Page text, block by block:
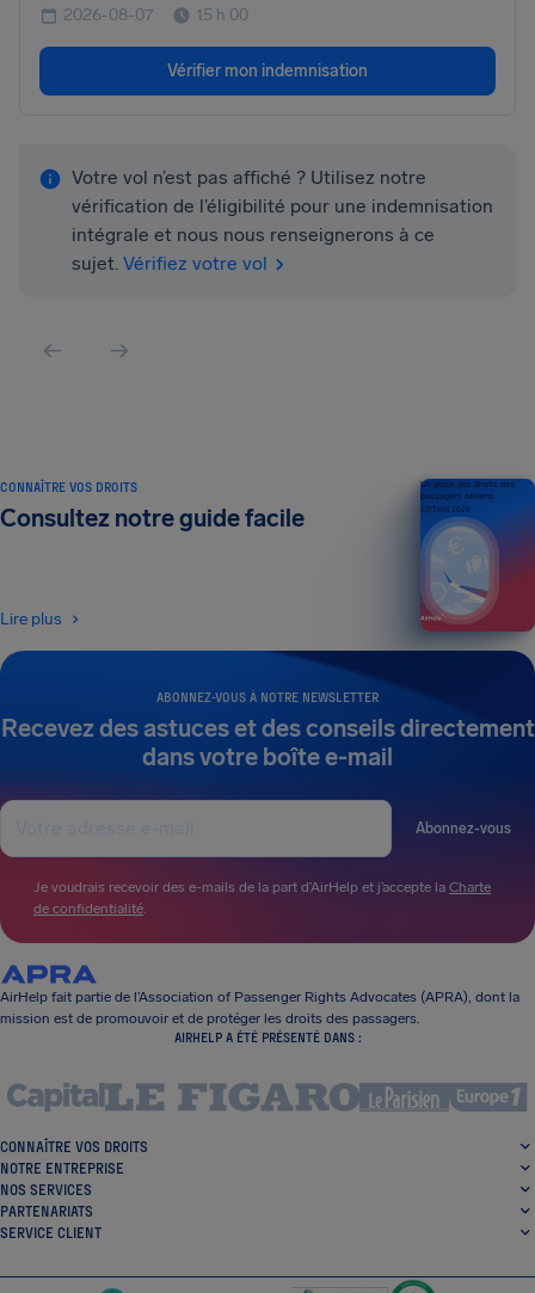
2026-08-07 15 h 00
Vérifier mon indemnisation
Votre vol n’est pas affiché ? Utilisez notre
vérification de l’éligibilité pour une indemnisation
intégrale et nous nous renseignerons à ce
sujet. Vérifiez votre vol
ABONNEZ-VOUS À NOTRE NEWSLETTER
Recevez des astuces et des conseils directement
dans votre boîte e-mail
Abonnez-vous
Je voudrais recevoir des e-mails de la part d’AirHelp et j’accepte la Charte
de confidentialité.
CONNAÎTRE VOS DROITS
Consultez notre guide facile
Lire plus
Un guide des droits des
passagers aériens
ÉDITION 2026
AirHelp fait partie de l’Association of Passenger Rights Advocates (APRA), dont la
mission est de promouvoir et de protéger les droits des passagers.
AIRHELP A ÉTÉ PRÉSENTÉ DANS :
CONNAÎTRE VOS DROITS
NOTRE ENTREPRISE
NOS SERVICES
PARTENARIATS
SERVICE CLIENT